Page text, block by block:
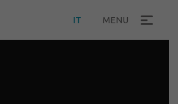
IT MENU